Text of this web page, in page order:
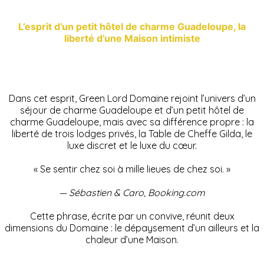
L’esprit d’un petit hôtel de charme Guadeloupe, la
liberté d’une Maison intimiste
Dans cet esprit, Green Lord Domaine rejoint l’univers d’un
séjour de charme Guadeloupe et d’un petit hôtel de
charme Guadeloupe, mais avec sa différence propre : la
liberté de trois lodges privés, la Table de Cheffe Gilda, le
luxe discret et le luxe du cœur.
« Se sentir chez soi à mille lieues de chez soi. »
— Sébastien & Caro, Booking.com
Cette phrase, écrite par un convive, réunit deux
dimensions du Domaine : le dépaysement d’un ailleurs et la
chaleur d’une Maison.